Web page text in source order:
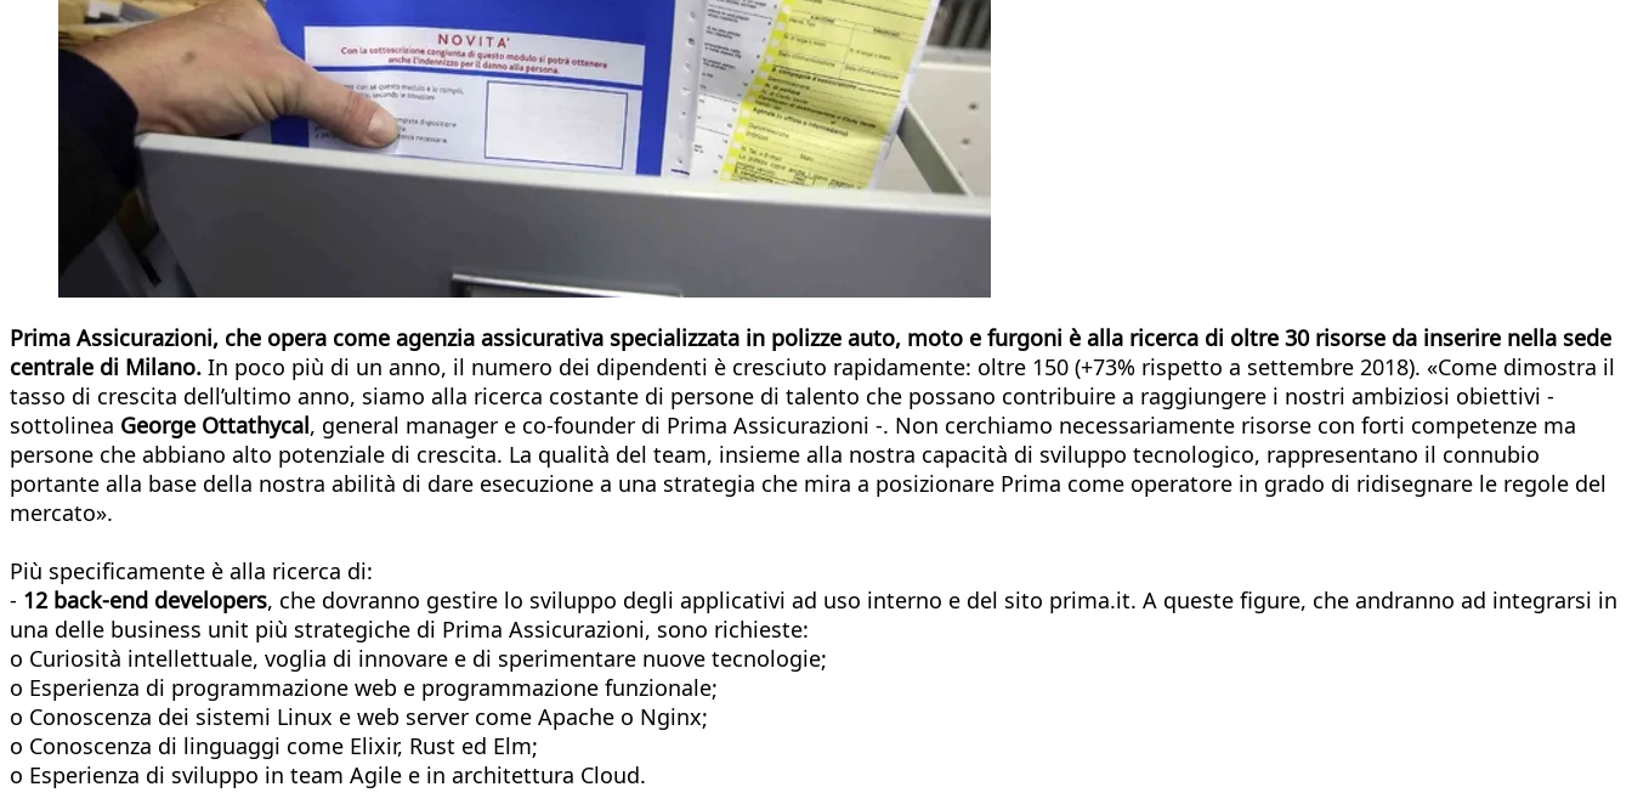
Prima Assicurazioni, che opera come agenzia assicurativa specializzata in polizze auto, moto e furgoni è alla ricerca di oltre 30 risorse da inserire nella sede
centrale di Milano. In poco più di un anno, il numero dei dipendenti è cresciuto rapidamente: oltre 150 (+73% rispetto a settembre 2018). «Come dimostra il
tasso di crescita dell’ultimo anno, siamo alla ricerca costante di persone di talento che possano contribuire a raggiungere i nostri ambiziosi obiettivi -
sottolinea George Ottathycal, general manager e co-founder di Prima Assicurazioni -. Non cerchiamo necessariamente risorse con forti competenze ma
persone che abbiano alto potenziale di crescita. La qualità del team, insieme alla nostra capacità di sviluppo tecnologico, rappresentano il connubio
portante alla base della nostra abilità di dare esecuzione a una strategia che mira a posizionare Prima come operatore in grado di ridisegnare le regole del
mercato».
Più specificamente è alla ricerca di:
- 12 back-end developers, che dovranno gestire lo sviluppo degli applicativi ad uso interno e del sito prima.it. A queste figure, che andranno ad integrarsi in
una delle business unit più strategiche di Prima Assicurazioni, sono richieste:
o Curiosità intellettuale, voglia di innovare e di sperimentare nuove tecnologie;
o Esperienza di programmazione web e programmazione funzionale;
o Conoscenza dei sistemi Linux e web server come Apache o Nginx;
o Conoscenza di linguaggi come Elixir, Rust ed Elm;
o Esperienza di sviluppo in team Agile e in architettura Cloud.